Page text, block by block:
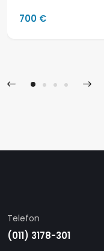
700 €
Telefon
(011) 3178-301